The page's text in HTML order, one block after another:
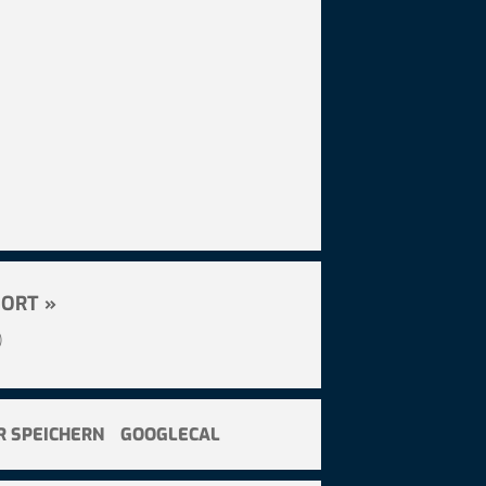
»
SPEICHERN GOOGLECAL